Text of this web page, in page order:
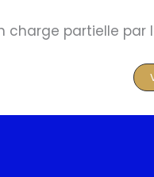
charge partielle